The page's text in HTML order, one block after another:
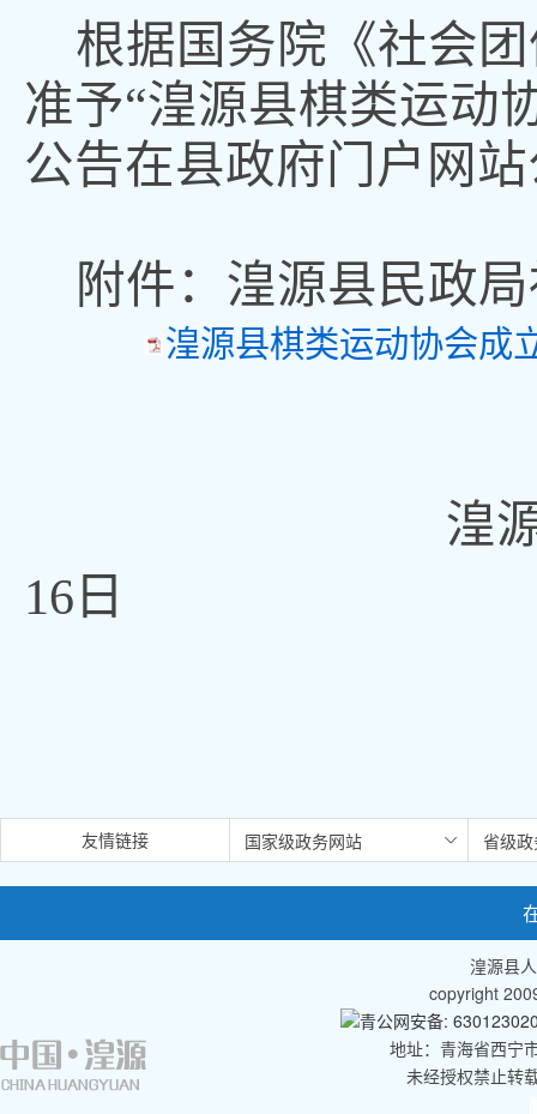
根据国务院《社会
准予“湟源县棋类运动
公告在县政府门户网
附件：湟源县民政
湟源县棋类运动协会成
湟源县民
16日
友情链接
湟源县
copyright
青公网安备:
地址：青海省西宁
未经授权禁止转